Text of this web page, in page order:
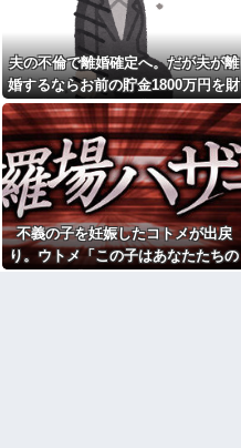
超の大豪邸を建てるｗｗｗｗｗ
ｗｗｗｗｗｗｗｗｗｗｗｗｗｗ
お前ら「日本も核武装汁！」
←１万発の核弾頭どこに
【家族内争い】 嫁のピアノを
兄嫁が欲しがり親も譲れと言い
出した結果…ｗｗｗｗ
行方不明になった子の名前が
「大和」だと知った。その名前
について考えた結果、ネットで
意見が真っ二つになっていて…
子供がバイトで貯めた資金で
旅行中の話だけど、ちょっとお
金足りないから貸してくれる？
って連絡きた
夫の不倫で離婚確定へ。だが夫が離
婚するならお前の貯金1800万円を財
産分与しろ」と言い出した
不義の子を妊娠したコトメが出戻
り。ウトメ「この子はあなたたちの